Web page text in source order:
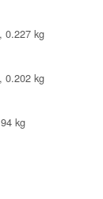
0.227 kg
0.202 kg
kg